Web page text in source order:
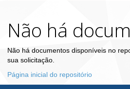
Não há
Não há documentos disponíveis no
sua solicitação.
Página inicial do repositório